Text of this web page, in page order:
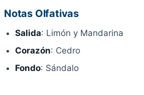
Notas Olfativas
Salida: Limón y Mandarina
Corazón: Cedro
Fondo: Sándalo